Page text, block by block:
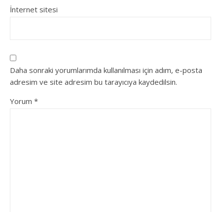
İnternet sitesi
Daha sonraki yorumlarımda kullanılması için adım, e-posta
adresim ve site adresim bu tarayıcıya kaydedilsin.
Yorum *